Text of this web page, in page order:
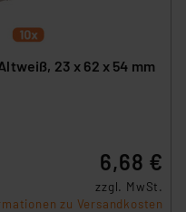
23 x 62 x 54 mm
6,68 €
zzgl. MwSt.
zu Versandkosten